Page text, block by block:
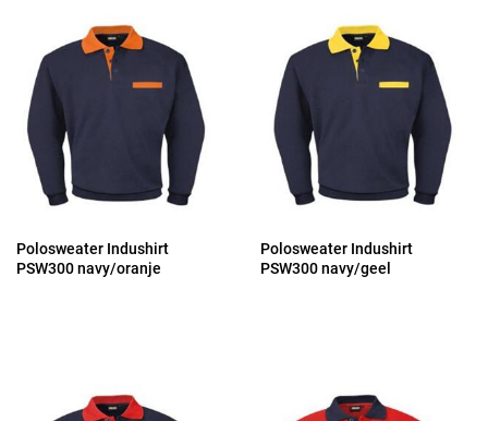
Polosweater Indushirt
PSW300 navy/oranje
Polosweater Indushirt
PSW300 navy/geel